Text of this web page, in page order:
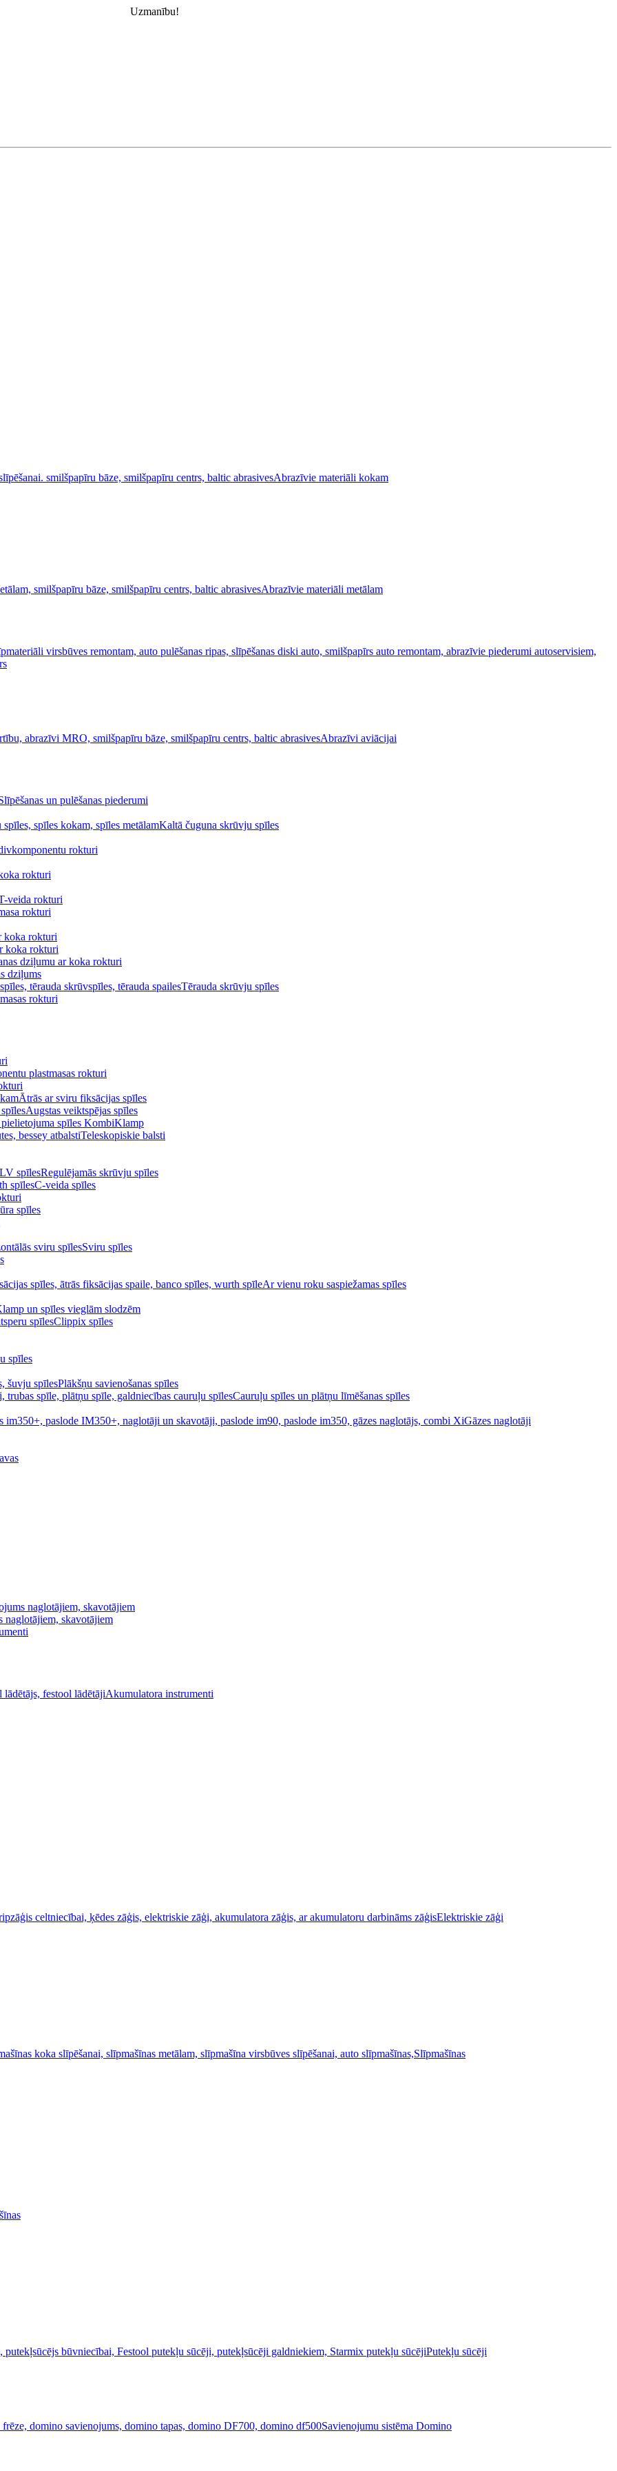
Uzmanību!
Abrazīvie materiāli kokam
Abrazīvie materiāli metālam
Abrazīvi aviācijai
un pulēšanas piederumi
Kaltā čuguna skrūvju spīles
rokturi
rokturi
veida rokturi
rokturi
koka rokturi
koka rokturi
dziļumu ar koka rokturi
dziļums
Tērauda skrūvju spīles
rokturi
plastmasas rokturi
Ātrās ar sviru fiksācijas spīles
Augstas veiktspējas spīles
pielietojuma spīles KombiKlamp
Teleskopiskie balsti
Regulējamās skrūvju spīles
C-veida spīles
spīles
Sviru spīles
Ar vienu roku saspiežamas spīles
un spīles vieglām slodzēm
Clippix spīles
spīles
Plākšņu savienošanas spīles
Cauruļu spīles un plātņu līmēšanas spīles
Gāzes naglotāji
naglotājiem, skavotājiem
naglotājiem, skavotājiem
Akumulatora instrumenti
Elektriskie zāģi
Slīpmašīnas
Putekļu sūcēji
Savienojumu sistēma Domino